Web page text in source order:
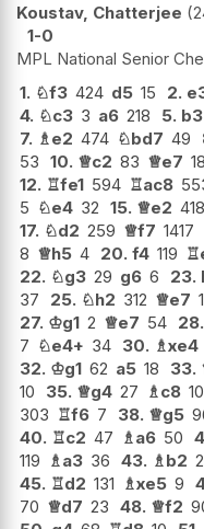
Koustav, Chatterjee
1-0
MPL National Senior
1. ♘f3 424 d5 15 2.
4. ♘c3 3 a6 218 5. b3
7. ♗ e2 474 ♘bd7 49
53 10. ♕c2 83 ♕e7
12. ♖fe1 594 ♖ac8
5 ♘e4 32 15. ♕e2 418
17. ♘d2 259 ♕f7 1417
8 ♕h5 4 20. f4 119 ♖
22. ♘g3 29 g6 6 23.
37
25. ♘h2 312 ♕e7
27. ♔g1 2 ♕e7 54 28.
7 ♘e4+ 34 30. ♗xe4
32. ♔g1 62 a5 18 33.
10
35. ♕g4 27 ♗ c8
303 ♖f6 7 38. ♕g5
40. ♖c2 47 ♗ a6 50
119
♗ a3 36 43. ♗ b2
45. ♖d2 131 ♗xe5 9
70 ♕d7 23 48. ♕f2